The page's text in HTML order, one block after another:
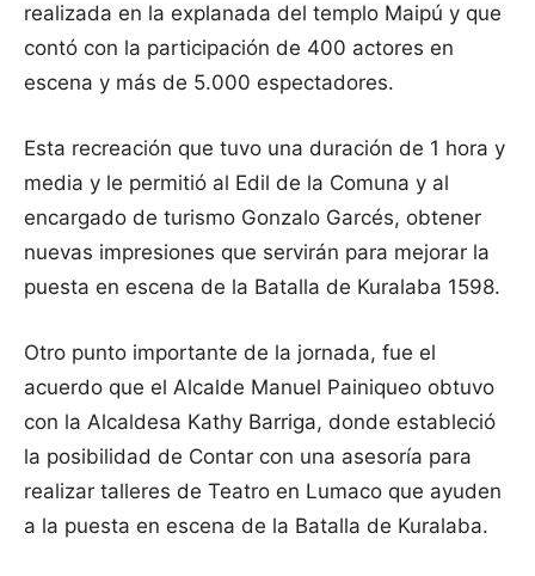
realizada en la explanada del templo Maipú y que
contó con la participación de 400 actores en
escena y más de 5.000 espectadores.
Esta recreación que tuvo una duración de 1 hora y
media y le permitió al Edil de la Comuna y al
encargado de turismo Gonzalo Garcés, obtener
nuevas impresiones que servirán para mejorar la
puesta en escena de la Batalla de Kuralaba 1598.
Otro punto importante de la jornada, fue el
acuerdo que el Alcalde Manuel Painiqueo obtuvo
con la Alcaldesa Kathy Barriga, donde estableció
la posibilidad de Contar con una asesoría para
realizar talleres de Teatro en Lumaco que ayuden
a la puesta en escena de la Batalla de Kuralaba.